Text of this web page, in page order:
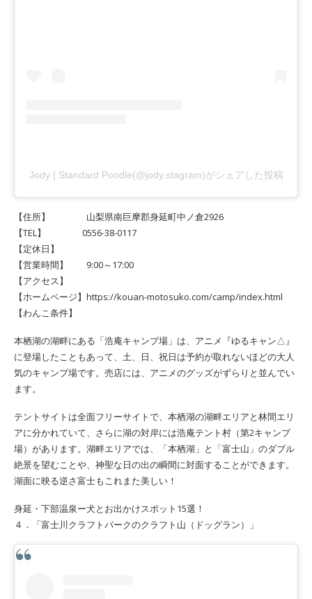
Jody | Standard Poodle(@jody.stagram)がシェアした投稿
【住所】 山梨県南巨摩郡身延町中ノ倉2926
【TEL】 0556-38-0117
【定休日】
【営業時間】 9:00～17:00
【アクセス】
【ホームページ】https://kouan-motosuko.com/camp/index.html
【わんこ条件】
本栖湖の湖畔にある「浩庵キャンプ場」は、アニメ『ゆるキャン△』
に登場したこともあって、土、日、祝日は予約が取れないほどの大人
気のキャンプ場です。売店には、アニメのグッズがずらりと並んでい
ます。
テントサイトは全面フリーサイトで、本栖湖の湖畔エリアと林間エリ
アに分かれていて、さらに湖の対岸には浩庵テント村（第2キャンプ
場）があります。湖畔エリアでは、「本栖湖」と「富士山」のダブル
絶景を望むことや、神聖な日の出の瞬間に対面することができます。
湖面に映る逆さ富士もこれまた美しい！
身延・下部温泉ー犬とお出かけスポット15選！
４．「富士川クラフトパークのクラフト山（ドッグラン）」